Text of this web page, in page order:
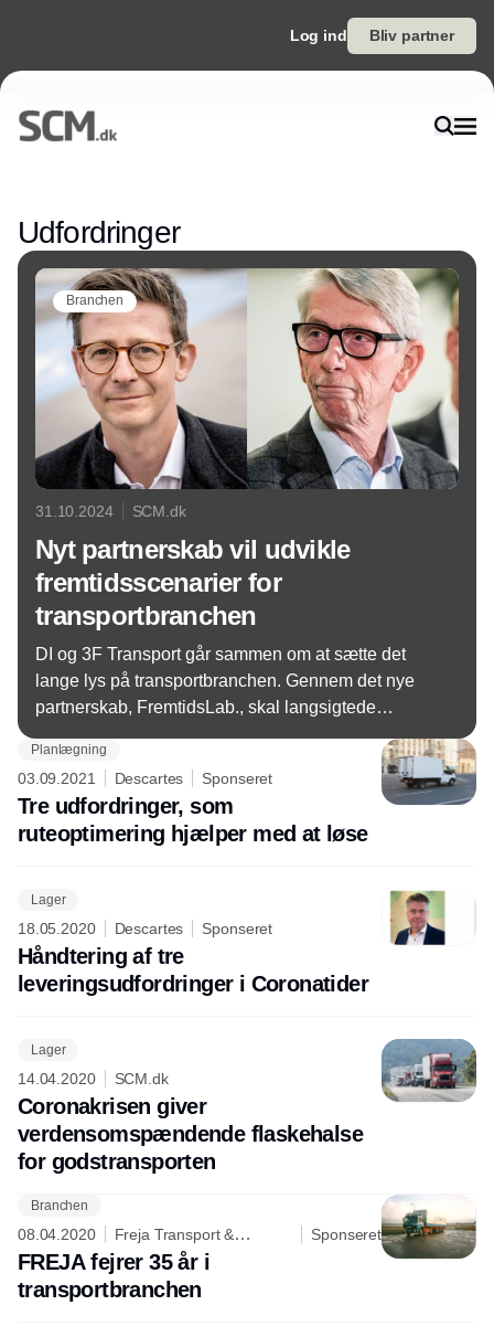
Log ind Bliv partner
Udfordringer
Branchen
31.10.2024 SCM.dk
Nyt partnerskab vil udvikle
fremtidsscenarier for
transportbranchen
DI og 3F Transport går sammen om at sætte det
lange lys på transportbranchen. Gennem det nye
partnerskab, FremtidsLab., skal langsigtede
blive klar til at gribe de muligheder, som tidens
megatrends skaber for den danske transport- og
logistikbranche.
Planlægning
03.09.2021 Descartes Sponseret
Tre udfordringer, som
ruteoptimering hjælper med at løse
Lager
18.05.2020 Descartes Sponseret
Håndtering af tre
leveringsudfordringer i Coronatider
Lager
14.04.2020 SCM.dk
Coronakrisen giver
verdensomspændende flaskehalse
for godstransporten
Branchen
08.04.2020
Freja Transport &
Logistics A/S
Sponseret
FREJA fejrer 35 år i
transportbranchen